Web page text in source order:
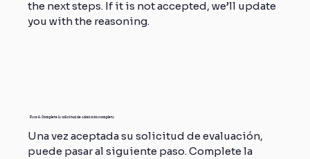
the next steps. If it is not accepted, we’ll update
you with the reasoning.
Paso 3: Complete la solicitud de admisión completa
Una vez aceptada su solicitud de evaluación,
puede pasar al siguiente paso. Complete la